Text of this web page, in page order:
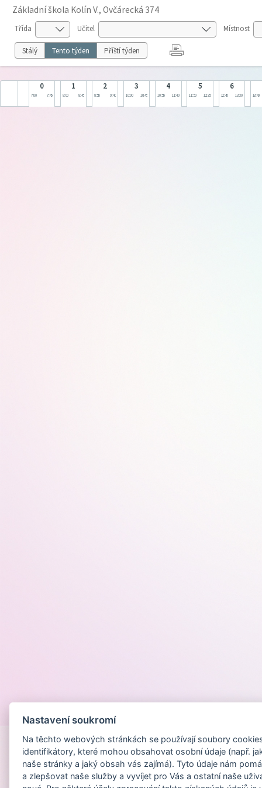
Základní škola Kolín V., Ovčárecká 374
Třída Učitel Místnost
Stálý Tento týden Příští týden
0
7:00 7:45
1
8:00 8:45
2
8:55 9:40
3
10:00 10:45
4
10:55 11:40
5
11:50 12:35
6
12:45 13:30 13:40
Nastavení soukromí
Na těchto webových stránkách se používají soubory
identifikátory, které mohou obsahovat osobní údaje (např.
naše stránky a jaký obsah vás zajímá). Tyto údaje nám
a zlepšovat naše služby a vyvíjet pro Vás a ostatní naše